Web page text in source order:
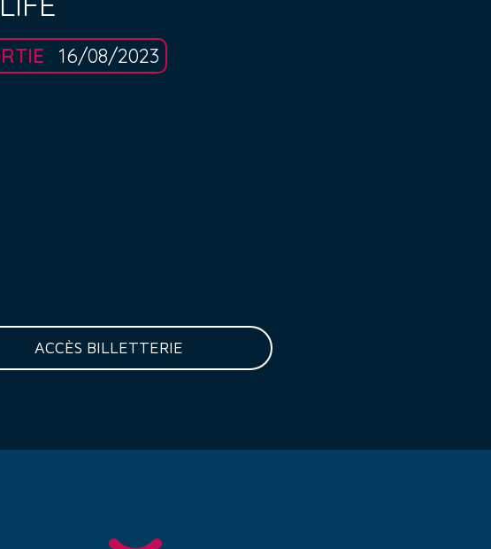
16/08/2023
ACCÈS BILLETTERIE